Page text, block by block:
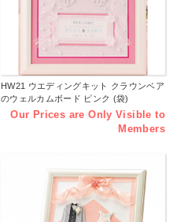
HW21 ウエディングキット クラウンベア
のウェルカムボード ピンク (袋)
Our Prices are Only Visible to
Members